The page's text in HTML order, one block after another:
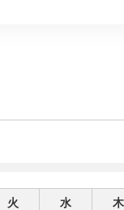
火 水 木